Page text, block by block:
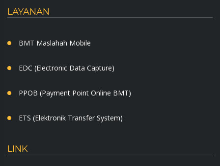
LAYANAN
BMT Maslahah Mobile
EDC (Electronic Data Capture)
PPOB (Payment Point Online BMT)
ETS (Elektronik Transfer System)
LINK